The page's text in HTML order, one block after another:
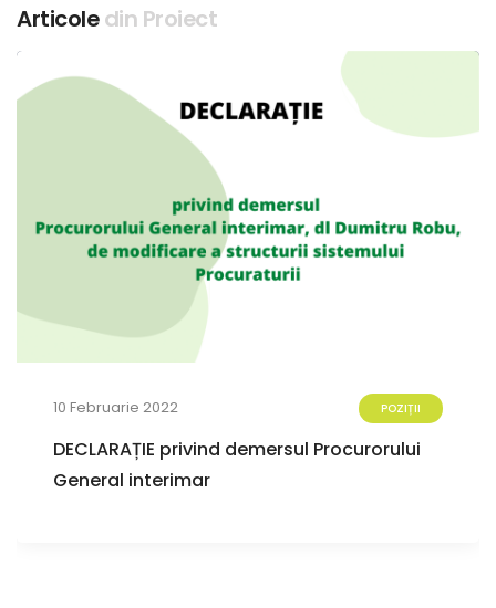
Articoledin Proiect
10 Februarie 2022 POZIȚII
DECLARAȚIE privind demersul Procurorului
General interimar